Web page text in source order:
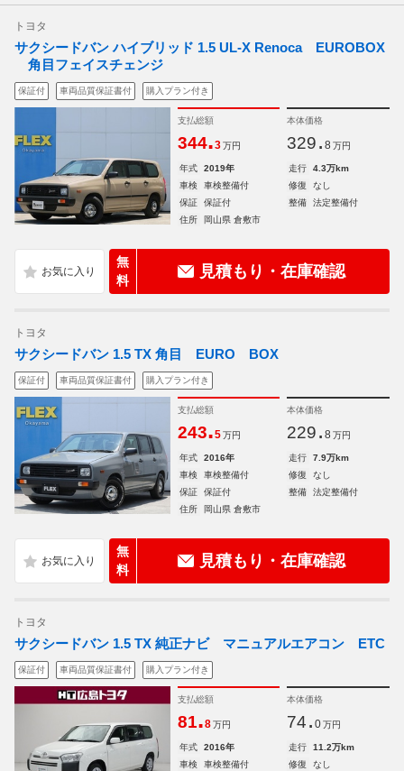
トヨタ
サクシードバン ハイブリッド 1.5 UL-X Renoca EUROBOX
角目フェイスチェンジ
保証付 車両品質保証書付 購入プラン付き
支払総額
344.3 万円
本体価格
329. 8 万円
年式 2019年 走行
4.3万km
車検
車検整備付 修復
なし
保証
保証付 整備
法定整備付
住所
岡山県 倉敷市
無
料
見積もり・在庫確認
トヨタ
サクシードバン 1.5 TX 角目 EURO BOX
保証付 車両品質保証書付 購入プラン付き
支払総額
243.5 万円
本体価格
229. 8 万円
年式 2016年 走行
7.9万km
車検
車検整備付 修復
なし
保証
保証付 整備
法定整備付
住所
岡山県 倉敷市
無
料
見積もり・在庫確認
トヨタ
サクシードバン 1.5 TX 純正ナビ マニュアルエアコン ETC
保証付 車両品質保証書付 購入プラン付き
支払総額
81.8 万円
本体価格
74. 0 万円
年式 2016年 走行
11.2万km
車検
車検整備付 修復
なし